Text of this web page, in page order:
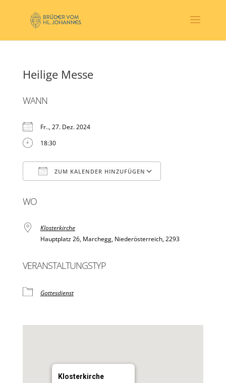
Heilige Messe
WANN
Fr.., 27. Dez. 2024
18:30
ZUM KALENDER HINZUFÜGEN
WO
Klosterkirche
Hauptplatz 26, Marchegg, Niederösterreich, 2293
VERANSTALTUNGSTYP
Gottesdienst
Klosterkirche